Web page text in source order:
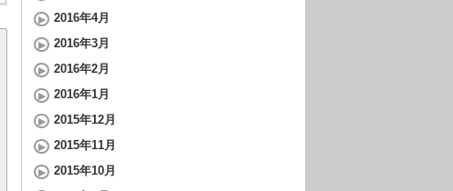
2016年4月
2016年3月
2016年2月
2016年1月
2015年12月
2015年11月
2015年10月